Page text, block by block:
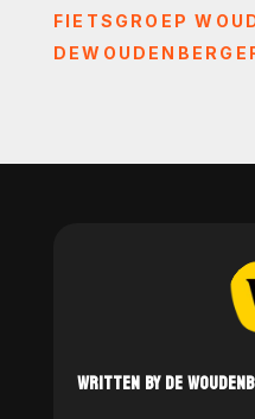
FIETSGROEP
WRITTEN BY DE